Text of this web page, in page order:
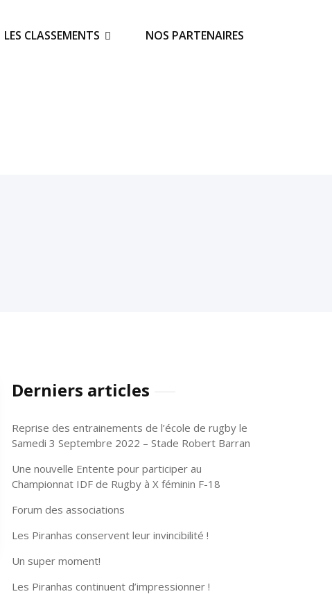
LES CLASSEMENTS NOS PARTENAIRES
Derniers articles
Reprise des entrainements de l’école de rugby le
Samedi 3 Septembre 2022 – Stade Robert Barran
Une nouvelle Entente pour participer au
Championnat IDF de Rugby à X féminin F-18
Forum des associations
Les Piranhas conservent leur invincibilité !
Un super moment!
Les Piranhas continuent d’impressionner !